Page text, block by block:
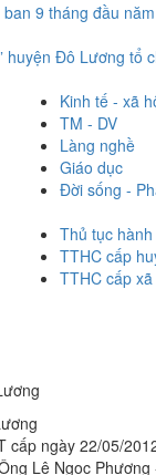
9 tháng đầu
huyện Đô Lương tổ
Kinh tế - xã
TM - DV
Làng nghề
Giáo dục
Đời sống -
Thủ tục
TTHC cấp
TTHC cấp xã
cấp ngày 22/05/
Lê Ngọc